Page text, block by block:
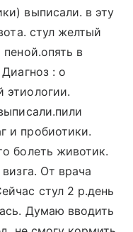
выписали. в эту
стул желтый
в
: о
этиологии.
и пробиотики.
болеть животик.
От врача
стул 2 р.день
Думаю вводить